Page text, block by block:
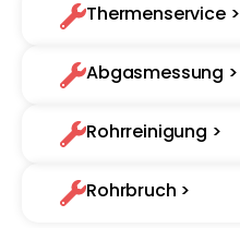
Thermenservice >
Abgasmessung >
Rohrreinigung >
Rohrbruch >